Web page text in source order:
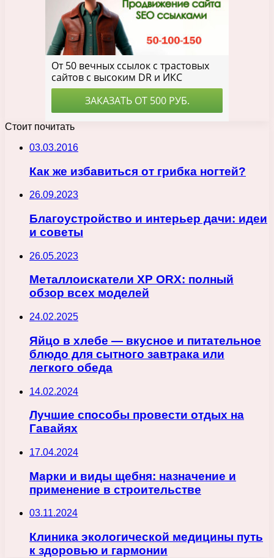
Стоит почитать
03.03.2016
Как же избавиться от грибка ногтей?
26.09.2023
Благоустройство и интерьер дачи: идеи
и советы
26.05.2023
Металлоискатели XP ORX: полный
обзор всех моделей
24.02.2025
Яйцо в хлебе — вкусное и питательное
блюдо для сытного завтрака или
легкого обеда
14.02.2024
Лучшие способы провести отдых на
Гавайях
17.04.2024
Марки и виды щебня: назначение и
применение в строительстве
03.11.2024
Клиника экологической медицины путь
к здоровью и гармонии